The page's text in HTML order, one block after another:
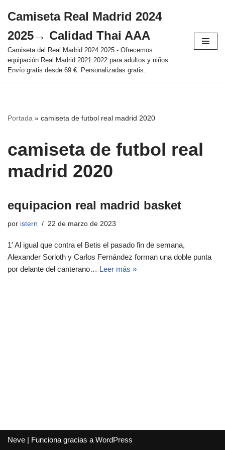
al
contenido
Camiseta Real Madrid 2024
2025→ Calidad Thai AAA
Camiseta del Real Madrid 2024 2025 - Ofrecemos
equipación Real Madrid 2021 2022 para adultos y niños.
Envío gratis desde 69 €. Personalizadas gratis.
Portada » camiseta de futbol real madrid 2020
camiseta de futbol real
madrid 2020
equipacion real madrid basket
por istern 22 de marzo de 2023
1′ Al igual que contra el Betis el pasado fin de semana,
Alexander Sorloth y Carlos Fernández forman una doble punta
por delante del canterano… Leer más »
Neve | Funciona gracias a WordPress